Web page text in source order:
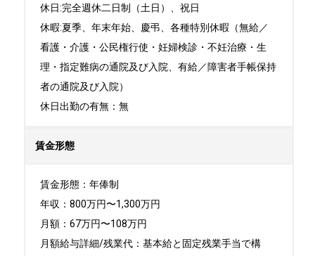
休日:完全週休二日制（土日）、祝日
休暇:夏季、年末年始、慶弔、各種特別休暇（無給／
看護・介護・公民権行使・妊婦検診・不妊治療・生
理・指定難病の通院及び入院、有給／障害者手帳保持
者の通院及び入院）
休日出勤の有無：無
賃金形態
賃金形態：年俸制
年収：800万円〜1,300万円
月額：67万円〜108万円
月額給与詳細/残業代：基本給と固定残業手当で構